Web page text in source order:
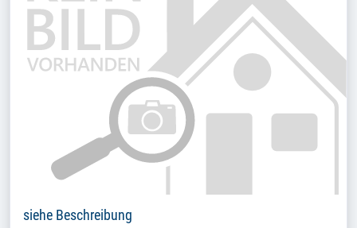
siehe Beschreibung